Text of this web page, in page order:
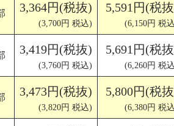
3,364円(税抜)
(3,700円 税込)
5,591円(税
(6,150円 税
3,419円(税抜)
(3,760円 税込)
5,691円(税
(6,260円 税
3,473円(税抜)
(3,820円 税込)
5,800円(税
(6,380円 税